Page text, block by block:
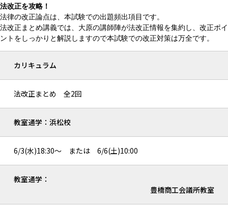
法改正を攻略！
法律の改正論点は、本試験での出題頻出項目です。
法改正まとめ講義では、大原の講師陣が法改正情報を集約し、改正ポイ
ントをしっかりと解説しますので本試験での改正対策は万全です。
カリキュラム
法改正まとめ 全2回
教室通学：浜松校
6/3(水)18:30～ または 6/6(土)10:00
教室通学：
豊橋商工会議所教室